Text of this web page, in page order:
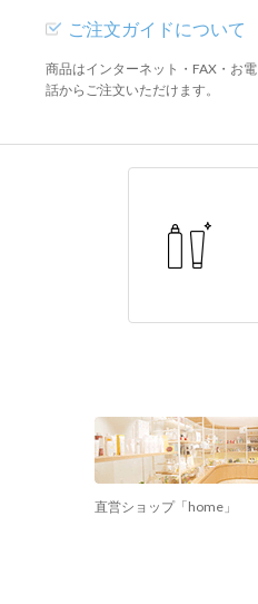
ご注文ガイドについて
商品はインターネット・FAX・お電
話からご注文いただけます。
直営ショップ「home」